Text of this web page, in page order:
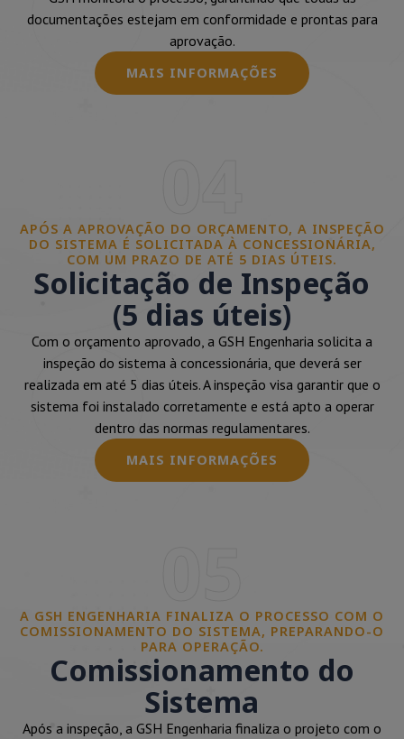
documentações estejam em conformidade e prontas para
aprovação.
MAIS INFORMAÇÕES
APÓS A APROVAÇÃO DO ORÇAMENTO, A INSPEÇÃO
DO SISTEMA É SOLICITADA À CONCESSIONÁRIA,
COM UM PRAZO DE ATÉ 5 DIAS ÚTEIS.
Solicitação de Inspeção
(5 dias úteis)
Com o orçamento aprovado, a GSH Engenharia solicita a
inspeção do sistema à concessionária, que deverá ser
realizada em até 5 dias úteis. A inspeção visa garantir que o
sistema foi instalado corretamente e está apto a operar
dentro das normas regulamentares.
MAIS INFORMAÇÕES
A GSH ENGENHARIA FINALIZA O PROCESSO COM O
COMISSIONAMENTO DO SISTEMA, PREPARANDO-O
PARA OPERAÇÃO.
Comissionamento do
Sistema
Após a inspeção, a GSH Engenharia finaliza o projeto com o